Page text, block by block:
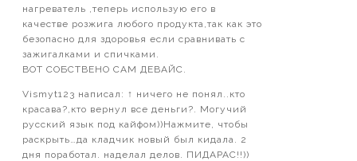
нагреватель ,теперь использую его в
качестве розжига любого продукта,так как это
безопасно для здоровья если сравнивать с
зажигалками и спичками.
ВОТ СОБСТВЕНО САМ ДЕВАЙС.
Vismyt123 написал: ↑ ничего не понял..кто
красава?,кто вернул все деньги?. Могучий
русский язык под кайфом))Нажмите, чтобы
раскрыть…да кладчик новый был кидала. 2
дня поработал. наделал делов. ПИДАРАС!!))